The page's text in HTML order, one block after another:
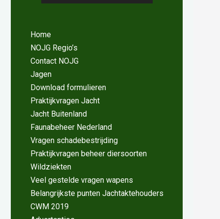
Home
NOJG Regio’s
Contact NOJG
Jagen
Download formulieren
Praktijkvragen Jacht
Jacht Buitenland
Faunabeheer Nederland
Vragen schadebestrijding
Praktijkvragen beheer diersoorten
Wildziekten
Veel gestelde vragen wapens
Belangrijkste punten Jachtaktehouders
CWM 2019